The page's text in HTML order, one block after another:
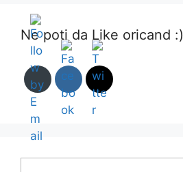
Ne poti da Like oricand :)